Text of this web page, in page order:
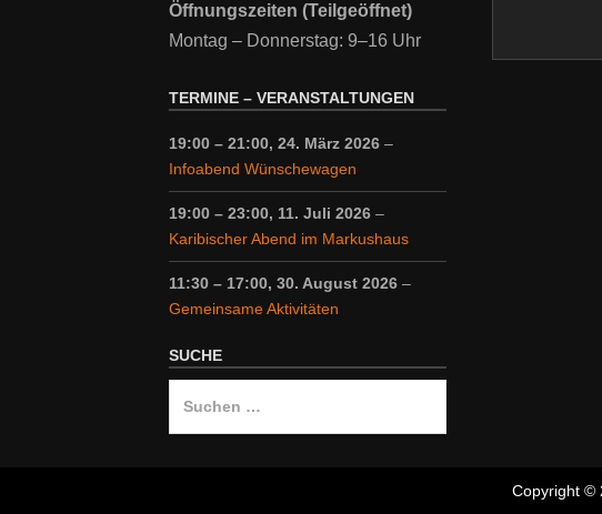
Öffnungszeiten (Teilgeöffnet)
Montag – Donnerstag: 9–16 Uhr
TERMINE – VERANSTALTUNGEN
19:00 – 21:00, 24. März 2026 –
Infoabend Wünschewagen
19:00 – 23:00, 11. Juli 2026 –
Karibischer Abend im Markushaus
11:30 – 17:00, 30. August 2026 –
Gemeinsame Aktivitäten
SUCHE
Copyright ©